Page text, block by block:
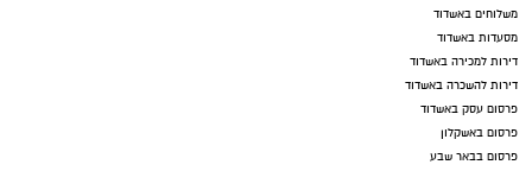
משלוחים באשדוד
מסעדות באשדוד
דירות למכירה באשדוד
דירות להשכרה באשדוד
פרסום עסק באשדוד
פרסום באשקלון
פרסום בבאר שבע